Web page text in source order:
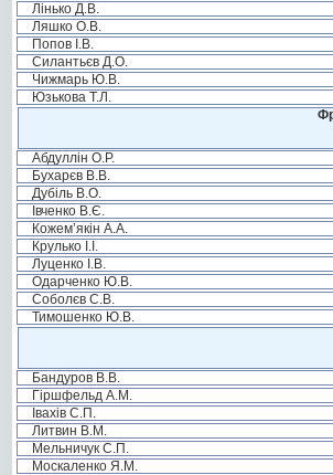
Лінько Д.В.
Ляшко О.В.
Попов І.В.
Силантьєв Д.О.
Чижмарь Ю.В.
Юзькова Т.Л.
Абдуллін О.Р.
Бухарєв В.В.
Дубіль В.О.
Івченко В.Є.
Кожем’якін А.А.
Крулько І.І.
Луценко І.В.
Одарченко Ю.В.
Соболєв С.В.
Тимошенко Ю.В.
Бандуров В.В.
Гіршфельд А.М.
Івахів С.П.
Литвин В.М.
Мельничук С.П.
Москаленко Я.М.